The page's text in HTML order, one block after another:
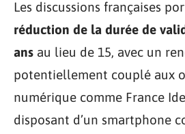
Les discussions françaises
réduction de la durée de
ans au lieu de 15, avec un
potentiellement couplé aux
numérique comme France
disposant d’un smartphone